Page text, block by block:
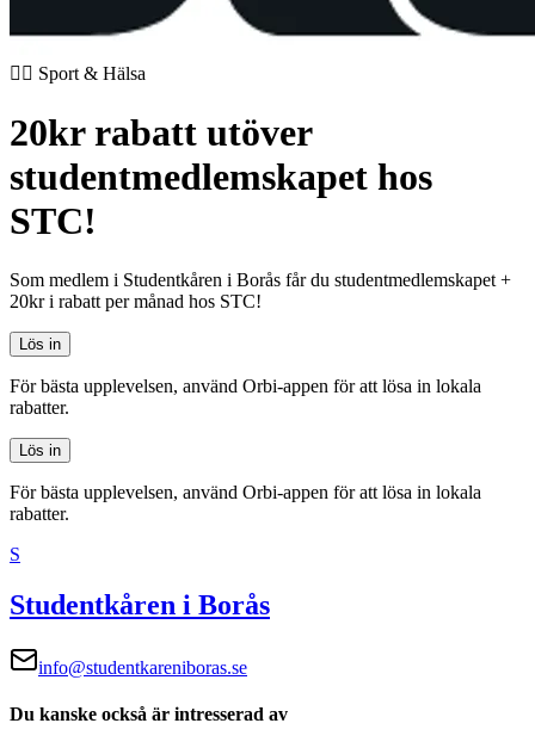
🏃‍♂️ Sport & Hälsa
20kr rabatt utöver
studentmedlemskapet hos
STC!
Som medlem i Studentkåren i Borås får du studentmedlemskapet +
20kr i rabatt per månad hos STC!
Lös in
För bästa upplevelsen, använd Orbi-appen för att lösa in lokala
rabatter.
Lös in
För bästa upplevelsen, använd Orbi-appen för att lösa in lokala
rabatter.
S
Studentkåren i Borås
info@studentkareniboras.se
Du kanske också är intresserad av